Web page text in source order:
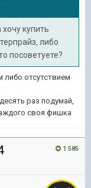
купить
либо
посоветуете?
отсутствием
раз подумай,
своя фишка
1 585